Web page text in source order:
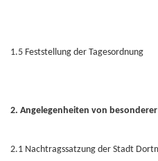
1.5 Feststellung der Tagesordnung
2. Angelegenheiten von
2.1 Nachtragssatzung der Stadt